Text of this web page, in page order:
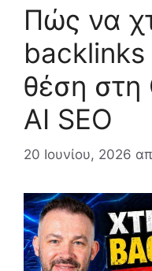
Πώς να
backlinks
θέση στη
AI SEO
20 Ιουνίου, 2026